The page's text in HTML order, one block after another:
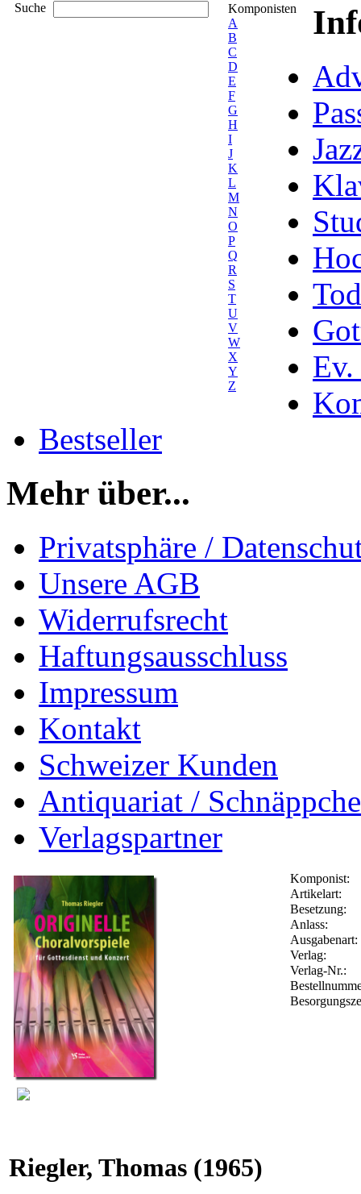
Suche
Komponisten
A
B
C
D
E
F
G
H
I
J
K
L
M
N
O
P
Q
R
S
T
U
V
W
X
Y
Z
Ev.
Bestseller
Mehr über...
Privatsphäre /
Unsere AGB
Widerrufsrecht
Haftungsausschluss
Impressum
Kontakt
Schweizer Kunden
Antiquariat /
Verlagspartner
Komponist:
Artikelart:
Besetzung:
Anlass:
Ausgabenart:
Verlag:
Verlag-Nr.:
Riegler, Thomas (1965)